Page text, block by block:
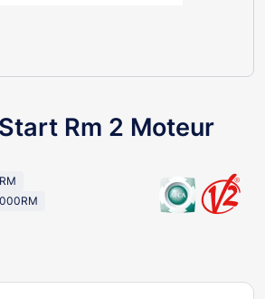
Rm 2 Moteur